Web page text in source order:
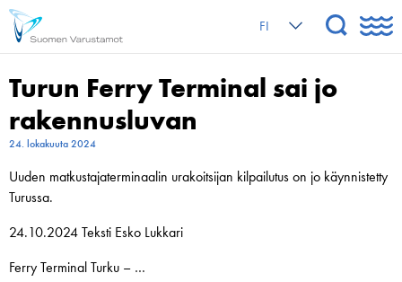
FI
Turun Ferry Terminal sai jo
rakennusluvan
24. lokakuuta 2024
Uuden matkustajaterminaalin urakoitsijan kilpailutus on jo käynnistetty
Turussa.
24.10.2024 Teksti Esko Lukkari
Ferry Terminal Turku – …